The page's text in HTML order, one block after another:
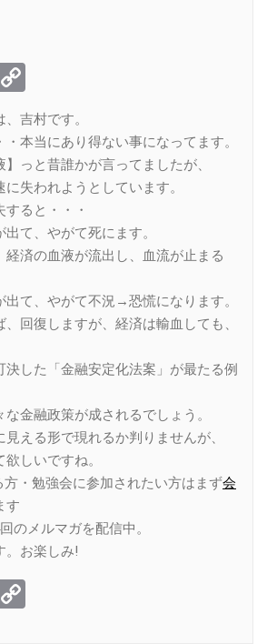
Link
吉村です。
本当にあり得ない事になってます。
】っと昔誰かが言ってましたが、
失われようとしています。
ると・・・
て、やがて死にます。
経済の血液が流出し、血流が止まる
出て、やがて不況→恐慌になります。
回復しますが、経済は輸血しても、
決した「金融安定化法案」が最たる例
金融政策が成されるでしょう。
える形で現れるか判りませんが、
しいですね。
方・勉強会に参加されたい方はまず会
す
のメルマガを配信中。
。お楽しみ!